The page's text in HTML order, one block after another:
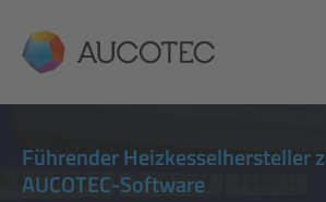
AUCOTEC
Führender Heizkesselhersteller
AUCOTEC-Software